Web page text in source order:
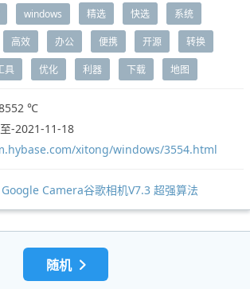
windows 精选 快选 系统
高效 办公 便携 开源 转换
具 优化 利器 下载 地图
℃
-2021-11-18
xitong/windows/3554.html
Camera谷歌相机V7.3 超强算法
随机